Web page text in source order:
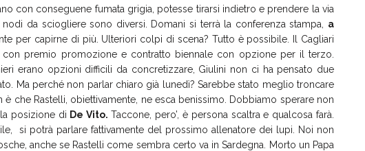
con conseguene fumata grigia, potesse tirarsi indietro e prendere la via
da sciogliere sono diversi. Domani si terrà la conferenza stampa, a
per capirne di più. Ulteriori colpi di scena? Tutto è possibile. Il Cagliari
premio promozione e contratto biennale con opzione per il terzo.
erano opzioni difficili da concretizzare, Giulini non ci ha pensato due
Ma perché non parlar chiaro già lunedì? Sarebbe stato meglio troncare
è che Rastelli, obiettivamente, ne esca benissimo. Dobbiamo sperare non
posizione di De Vito.Taccone, pero’, è persona scaltra e qualcosa farà.
si potrà parlare fattivamente del prossimo allenatore dei lupi. Noi non
anche se Rastelli come sembra certo va in Sardegna. Morto un Papa